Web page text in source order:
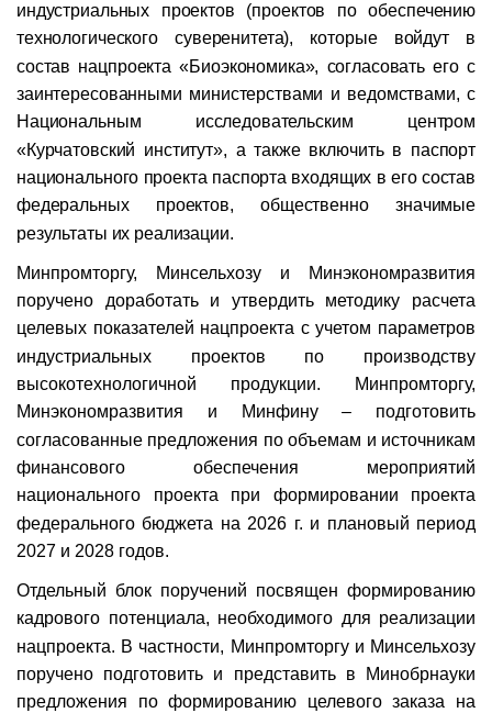
индустриальных проектов (проектов по обеспечению
технологического суверенитета), которые войдут в
состав нацпроекта «Биоэкономика», согласовать его с
заинтересованными министерствами и ведомствами, с
Национальным исследовательским центром
«Курчатовский институт», а также включить в паспорт
нацио­нального проекта паспорта входящих в его состав
федеральных проектов, общественно значимые
результаты их реализации.
Минпромторгу, Минсельхозу и Минэкономразвития
поручено доработать и утвердить методику расчета
целевых показателей нацпроекта с учетом параметров
индустриальных проектов по производству
высокотехнологичной продукции. Минпромторгу,
Минэкономразвития и Минфину – подготовить
согласованные предложения по объемам и источникам
финансового обеспечения мероприятий
национального проекта при формировании проекта
федерального бюджета на 2026 г. и плановый период
2027 и 2028 годов.
Отдельный блок поручений посвящен формированию
кадрового потенциала, необходимого для реализации
нацпроекта. В частности, Минпромторгу и Минсельхозу
поручено подготовить и представить в Минобрнауки
предложения по формированию целевого заказа на